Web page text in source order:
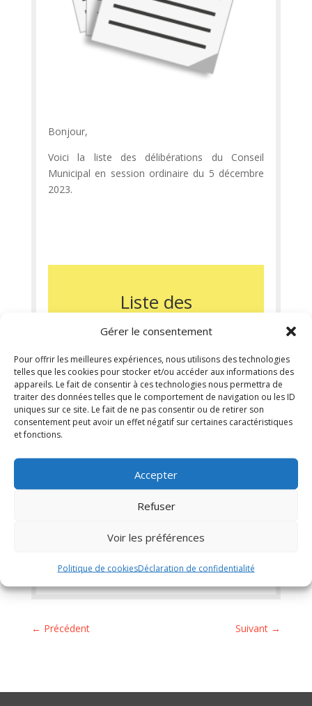
Gérer le consentement
Pour offrir les meilleures expériences, nous utilisons des technologies
telles que les cookies pour stocker et/ou accéder aux informations des
appareils. Le fait de consentir à ces technologies nous permettra de
traiter des données telles que le comportement de navigation ou les ID
uniques sur ce site. Le fait de ne pas consentir ou de retirer son
consentement peut avoir un effet négatif sur certaines caractéristiques
et fonctions.
Accepter
Refuser
Voir les préférences
Politique de cookiesDéclaration de confidentialité
Bonjour,
Voici la liste des délibérations du Conseil
Municipal en session ordinaire du 5 décembre
2023.
Liste des
délibérations du
conseil municipal
du 05/12/2023
Télécharger
SAISON HIVERNALE 2023/2024
← Précédent Suivant →